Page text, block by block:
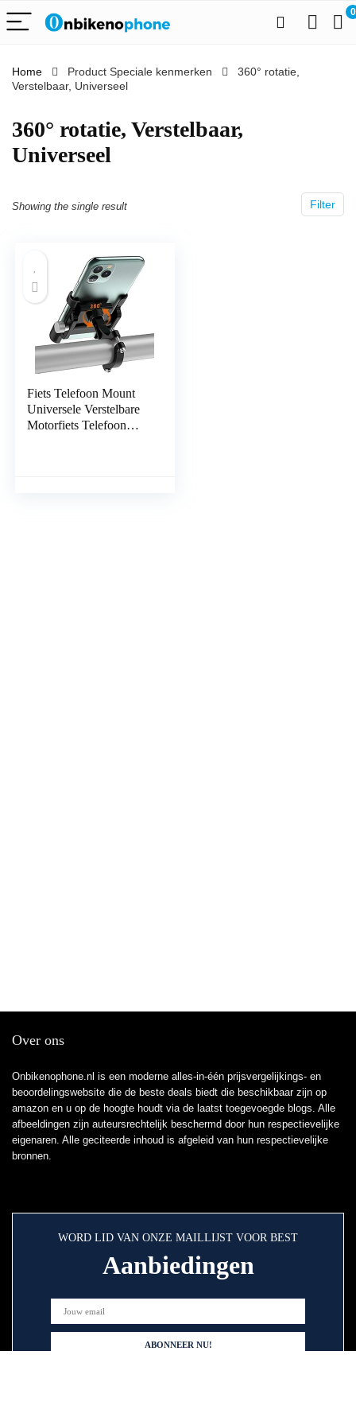
0
Home Product Speciale kenmerken
‎360° rotatie,
Verstelbaar, Universeel
‎360° rotatie, Verstelbaar,
Universeel
Filter
Showing the single result
Fiets Telefoon Mount
Universele Verstelbare
Motorfiets Telefoon
Over ons
Onbikenophone.nl is een moderne alles-in-één prijsvergelijkings- en
beoordelingswebsite die de beste deals biedt die beschikbaar zijn op
amazon en u op de hoogte houdt via de laatst toegevoegde blogs. Alle
afbeeldingen zijn auteursrechtelijk beschermd door hun respectievelijke
eigenaren. Alle geciteerde inhoud is afgeleid van hun respectievelijke
bronnen.
WORD LID VAN ONZE MAILLIJST VOOR BEST
Aanbiedingen